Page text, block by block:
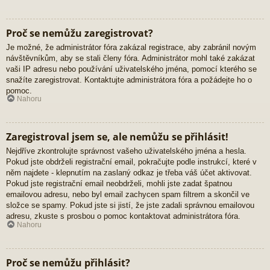
Proč se nemůžu zaregistrovat?
Je možné, že administrátor fóra zakázal registrace, aby zabránil novým
návštěvníkům, aby se stali členy fóra. Administrátor mohl také zakázat
vaši IP adresu nebo používání uživatelského jména, pomocí kterého se
snažíte zaregistrovat. Kontaktujte administrátora fóra a požádejte ho o
pomoc.
Nahoru
Zaregistroval jsem se, ale nemůžu se přihlásit!
Nejdříve zkontrolujte správnost vašeho uživatelského jména a hesla.
Pokud jste obdrželi registrační email, pokračujte podle instrukcí, které v
něm najdete - klepnutím na zaslaný odkaz je třeba váš účet aktivovat.
Pokud jste registrační email neobdrželi, mohli jste zadat špatnou
emailovou adresu, nebo byl email zachycen spam filtrem a skončil ve
složce se spamy. Pokud jste si jistí, že jste zadali správnou emailovou
adresu, zkuste s prosbou o pomoc kontaktovat administrátora fóra.
Nahoru
Proč se nemůžu přihlásit?